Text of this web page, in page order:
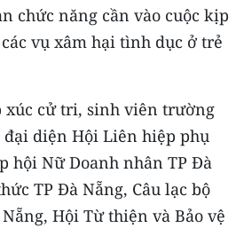
nghệ
chức năng cần vào cuộc kịp
vụ xâm hại tình dục ở trẻ
xúc cử tri, sinh viên trường
diện Hội Liên hiệp phụ
hội Nữ Doanh nhân TP Đà
TP Đà Nẵng, Câu lạc bộ
Hội Từ thiện và Bảo vệ